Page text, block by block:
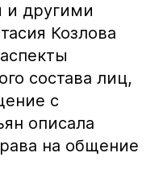
и другими
Козлова
состава лиц,
с
описала
на общение